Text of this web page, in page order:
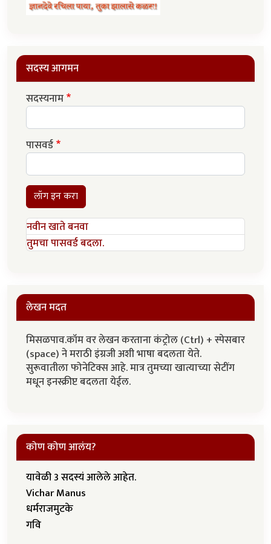
सदस्य आगमन
सदस्यनाम
पासवर्ड
लॉग इन करा
नवीन खाते बनवा
तुमचा पासवर्ड बदला.
लेखन मदत
मिसळपाव.कॉम वर लेखन करताना कंट्रोल (Ctrl) + स्पेसबार
(space) ने मराठी इंग्रजी अशी भाषा बदलता येते.
सुरूवातीला फोनेटिक्स आहे. मात्र तुमच्या खात्याच्या सेटींग
मधून इनस्क्रीप्ट बदलता येईल.
कोण कोण आलंय?
यावेळी 3 सदस्यं आलेले आहेत.
Vichar Manus
धर्मराजमुटके
गवि